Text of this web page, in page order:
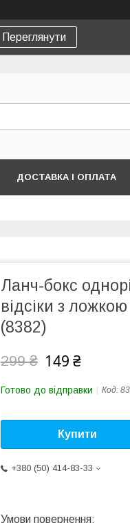
Переглянути
ДОСТАВКА І ОПЛАТА
Ланч-бокс
відсіки з
(8382)
299 ₴ 149 ₴
Готово до відправки Код:
Купити
+380 (50) 414-83-33